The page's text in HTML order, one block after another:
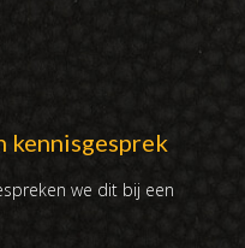
kennisgesprek
we dit bij een